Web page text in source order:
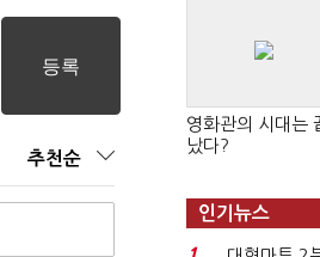
추천순
영화관의 시대는
났다?
인기뉴스